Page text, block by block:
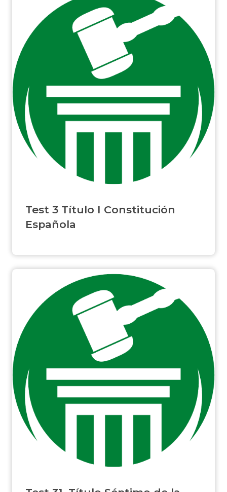
Test 3 Título I Constitución
Española